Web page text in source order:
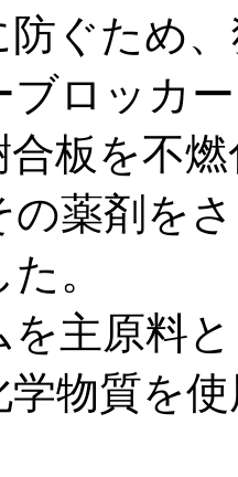
ぐため
ブロッカ
板を不
の薬剤を
。
を主原料
物質を